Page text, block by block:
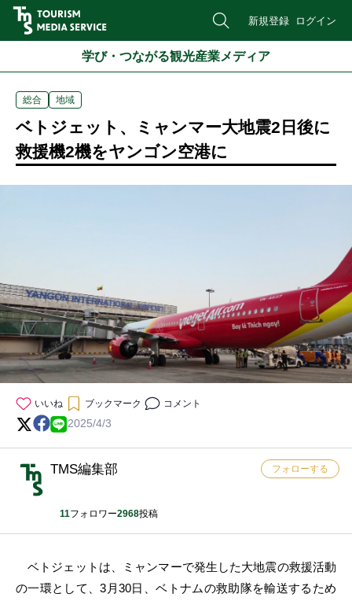
新規登録 ログイン
学び・つながる観光産業メディア
総合 地域
ベトジェット、ミャンマー大地震2日後に
救援機2機をヤンゴン空港に
いいね ブックマーク コメント
2025/4/3
TMS編集部
11フォロワー2968投稿
フォローする
ベトジェットは、ミャンマーで発生した大地震の救援活動
の一環として、3月30日、ベトナムの救助隊を輸送するため